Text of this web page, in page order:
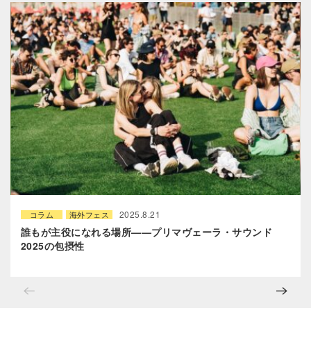
コラム 海外フェス 2025.8.21
誰もが主役になれる場所——プリマヴェーラ・サウンド
2025の包摂性